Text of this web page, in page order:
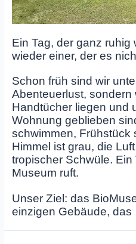
Ein Tag, der ganz ruhig
wieder einer, der es
Schon früh sind wir
Abenteuerlust, sondern
Handtücher liegen und
Wohnung geblieben
schwimmen, Frühstück
Himmel ist grau, die
tropischer Schwüle. Ein
Museum ruft.
Unser Ziel: das
einzigen Gebäude, das